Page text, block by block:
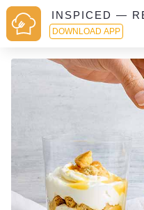
INSPICED —
DOWNLOAD APP